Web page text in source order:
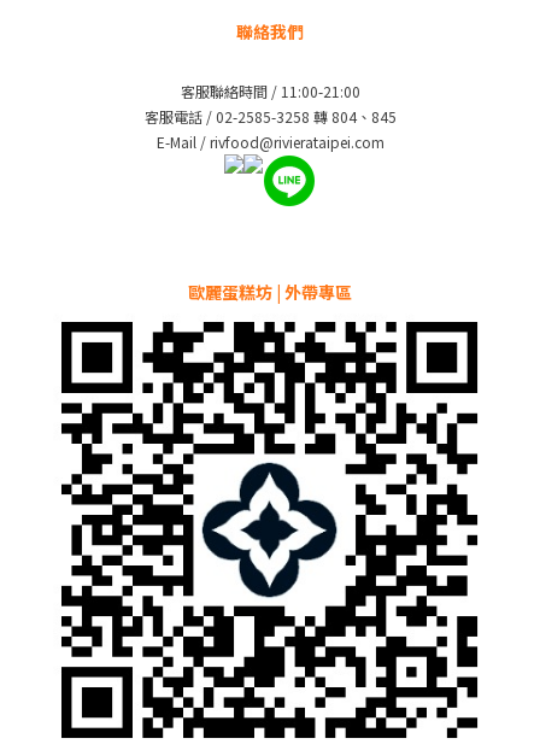
聯絡我們
客服聯絡時間 / 11:00-21:00
客服電話 / 02-2585-3258 轉 804、845
E-Mail / rivfood@rivierataipei.com
歐麗蛋糕坊 | 外帶專區